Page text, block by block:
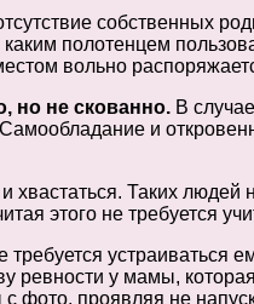
собственных
полотенцем
вольно
но не скованно. В
и
хвастаться. Таких
этого не требуется
устраиваться
у мамы,
фото, проявляя не